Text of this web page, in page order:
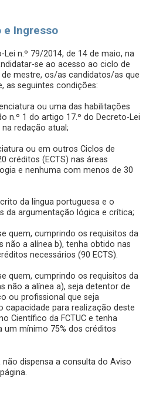
e Ingresso
n.º 79/2014, de 14 de maio, na
se ao acesso ao ciclo de
mestre, os/as candidatos/as que
as seguintes condições:
ou uma das habilitações
n.º 1 do artigo 17.º do Decreto-Lei
redação atual;
ou em outros Ciclos de
créditos (ECTS) nas áreas
e nenhuma com menos de 30
da língua portuguesa e o
da argumentação lógica e crítica;
quem, cumprindo os requisitos da
não a alínea b), tenha obtido nas
necessários (90 ECTS).
quem, cumprindo os requisitos da
não a alínea a), seja detentor de
ou profissional que seja
para realização deste
Científico da FCTUC e tenha
um mínimo 75% dos créditos
dispensa a consulta do Aviso